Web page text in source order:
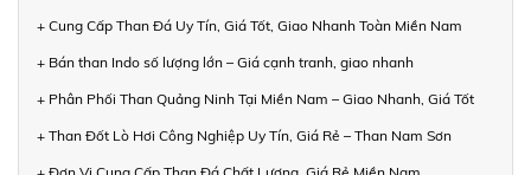
+ Cung Cấp Than Đá Uy Tín, Giá Tốt, Giao Nhanh Toàn Miền Nam
+ Bán than Indo số lượng lớn – Giá cạnh tranh, giao nhanh
+ Phân Phối Than Quảng Ninh Tại Miền Nam – Giao Nhanh, Giá Tốt
+ Than Đốt Lò Hơi Công Nghiệp Uy Tín, Giá Rẻ – Than Nam Sơn